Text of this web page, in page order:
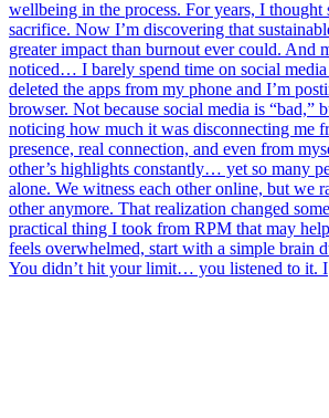
You didn’t hit your limit… you listened to it. I